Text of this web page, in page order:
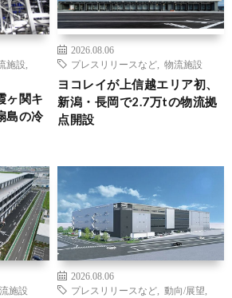
施設
ヶ関キ
島の冷
2026.08.06
プレスリリースなど
物流施設
ヨコレイが上信越エリア初、
新潟・長岡で2.7万tの物流拠
点開設
施設
2026.08.06
プレスリリースなど
動向/展望